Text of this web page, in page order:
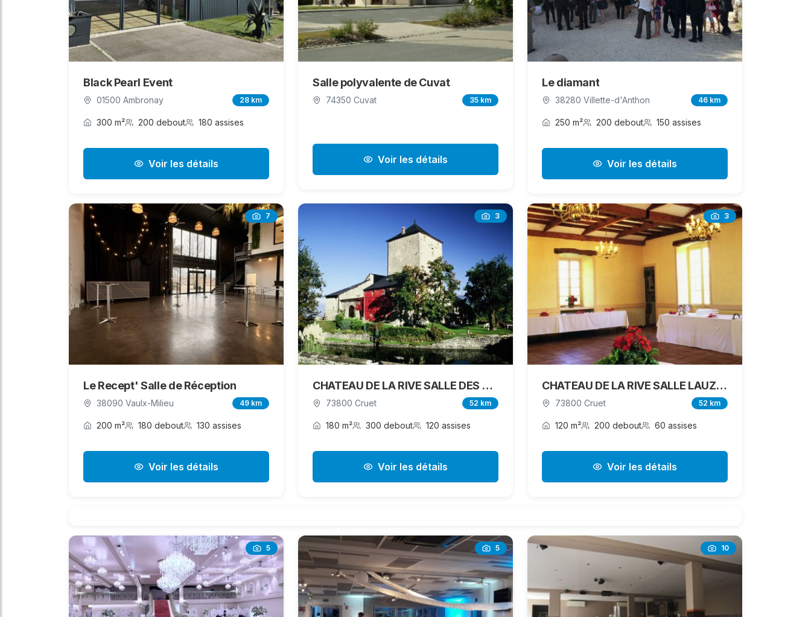
Black Pearl Event
01500 Ambronay 28 km
300 m² 200 debout 180 assises
Voir les détails
Salle polyvalente de Cuvat
74350 Cuvat 35 km
Voir les détails
Le diamant
38280 Villette-d'Anthon 46 km
250 m² 200 debout 150 assises
Voir les détails
7
Le Recept' Salle de Réception
38090 Vaulx-Milieu 49 km
200 m² 180 debout 130 assises
Voir les détails
3
CHATEAU DE LA RIVE SALLE DES GARDE
73800 Cruet 52 km
180 m² 300 debout 120 assises
Voir les détails
3
CHATEAU DE LA RIVE SALLE LAUZIERE
73800 Cruet 52 km
120 m² 200 debout 60 assises
Voir les détails
5 5 10